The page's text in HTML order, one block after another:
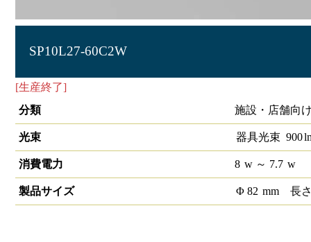
SP10L27-60C2W
[生産終了]
分類
施設・店舗向
光束 器具光束 900
消費電力 8 w～ 7.7 w
製品サイズ Φ 82 mm 長